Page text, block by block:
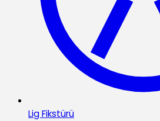
Lig Fikstürü